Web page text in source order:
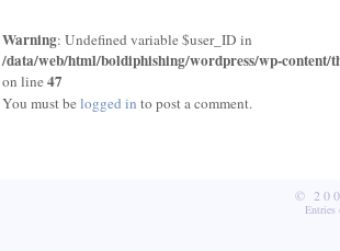
Warning: Undefined variable $user_ID in
/data/web/html/boldiphishing/wordpress/wp-content/
on line47
You must belogged in to post a comment.
©
Entries